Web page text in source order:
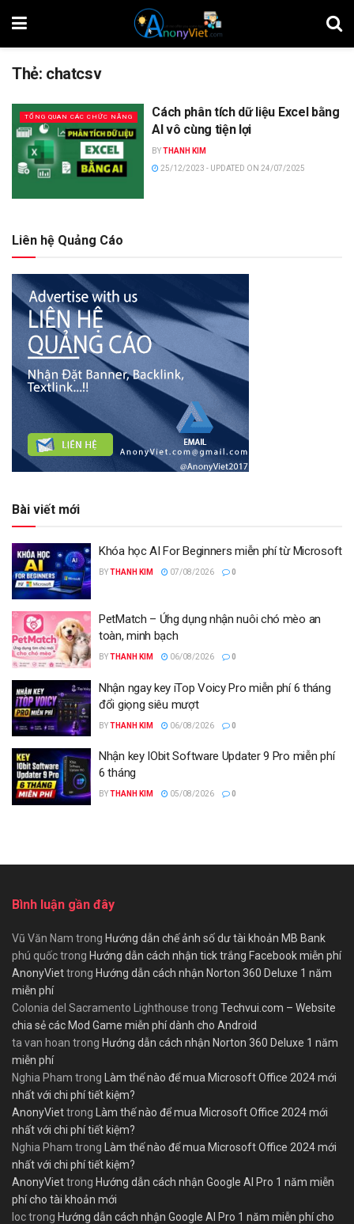
Thẻ: chatcsv
TỔNG QUAN CÁC CHỨC NĂNG
Cách phân tích dữ liệu Excel bằng
AI vô cùng tiện lợi
BYTHANH KIM
25/12/2023 - UPDATED ON 24/07/2025
Liên hệ Quảng Cáo
Bài viết mới
Khóa học AI For Beginners miễn phí từ Microsoft
BYTHANH KIM 07/08/2026 0
PetMatch – Ứng dụng nhận nuôi chó mèo an
toàn, minh bạch
BYTHANH KIM 06/08/2026 0
Nhận ngay key iTop Voicy Pro miễn phí 6 tháng
đổi giọng siêu mượt
BYTHANH KIM 06/08/2026 0
Nhận key IObit Software Updater 9 Pro miễn phí
6 tháng
BYTHANH KIM 05/08/2026 0
Bình luận gần đây
Vũ Văn Nam trong Hướng dẫn chế ảnh số dư tài khoản MB Bank
phú quốctrong Hướng dẫn cách nhận tick trắng Facebook miễn phí
AnonyViettrong Hướng dẫn cách nhận Norton 360 Deluxe 1 năm
miễn phí
Colonia del Sacramento Lighthouse trong Techvui.com – Website
chia sẻ các Mod Game miễn phí dành cho Android
ta van hoan trong Hướng dẫn cách nhận Norton 360 Deluxe 1 năm
miễn phí
Nghia Pham trong Làm thế nào để mua Microsoft Office 2024 mới
nhất với chi phí tiết kiệm?
AnonyViettrong Làm thế nào để mua Microsoft Office 2024 mới
nhất với chi phí tiết kiệm?
Nghia Pham trong Làm thế nào để mua Microsoft Office 2024 mới
nhất với chi phí tiết kiệm?
AnonyViettrong Hướng dẫn cách nhận Google AI Pro 1 năm miễn
phí cho tài khoản mới
loctrong Hướng dẫn cách nhận Google AI Pro 1 năm miễn phí cho